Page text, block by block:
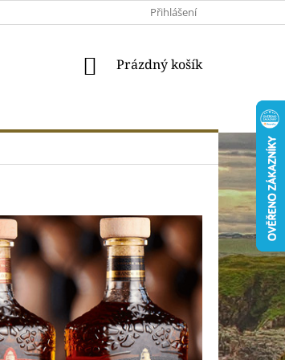
VŠEOBECNÉ OBCHODNÍ
Přihlášení
NÁKUPNÍ
Prázdný košík